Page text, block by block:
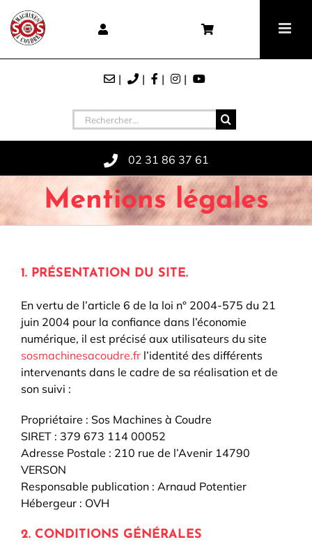
content
Rechercher
02 31 86 37 61
Mentions légales
1. PRÉSENTATION DU SITE.
En vertu de l’article 6 de la loi n° 2004-575 du 21
juin 2004 pour la confiance dans l’économie
numérique, il est précisé aux utilisateurs du site
sosmachinesacoudre.fr l’identité des différents
intervenants dans le cadre de sa réalisation et de
son suivi :
Propriétaire : Sos Machines à Coudre
SIRET : 379 673 114 00052
Adresse Postale : 210 rue de l’Avenir 14790
VERSON
Responsable publication : Arnaud Potentier
Hébergeur : OVH
2. CONDITIONS GÉNÉRALES
Panneau de gestion des cookies